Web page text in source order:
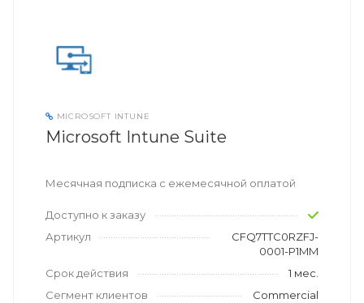
MICROSOFT INTUNE
Microsoft Intune Suite
Месячная подписка с ежемесячной оплатой
Доступно к заказу
Артикул
CFQ7TTC0RZFJ-
0001-P1MM
Срок действия
1 мес.
Сегмент клиентов
Commercial